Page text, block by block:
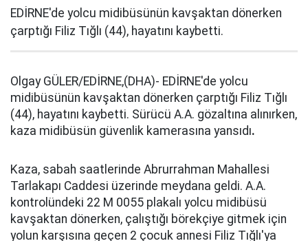
EDİRNE'de yolcu midibüsünün kavşaktan dönerken
çarptığı Filiz Tığlı (44), hayatını kaybetti.
Olgay GÜLER/EDİRNE,(DHA)- EDİRNE'de yolcu
midibüsünün kavşaktan dönerken çarptığı Filiz Tığlı
(44), hayatını kaybetti. Sürücü A.A. gözaltına alınırken,
kaza midibüsün güvenlik kamerasına yansıdı.
Kaza, sabah saatlerinde Abrurrahman Mahallesi
Tarlakapı Caddesi üzerinde meydana geldi. A.A.
kontrolündeki 22 M 0055 plakalı yolcu midibüsü
kavşaktan dönerken, çalıştığı börekçiye gitmek için
yolun karşısına geçen 2 çocuk annesi Filiz Tığlı'ya